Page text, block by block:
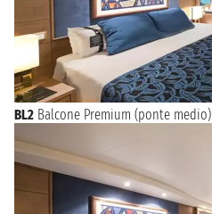
BL2 Balcone Premium (ponte medio)